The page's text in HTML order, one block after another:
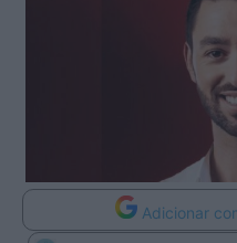
Adicionar